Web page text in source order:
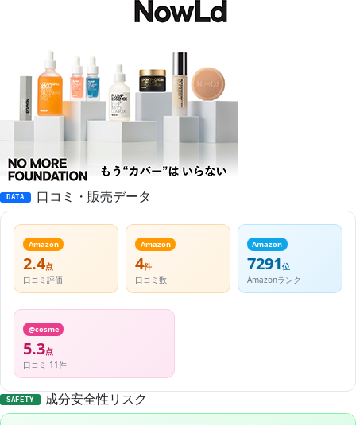
DATA 口コミ・販売データ
Amazon
2.4点
口コミ評価
Amazon
4件
口コミ数
Amazon
7291位
Amazonランク
@cosme
5.3点
口コミ 11件
SAFETY 成分安全性リスク